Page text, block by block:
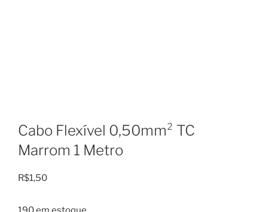
Cabo Flexível 0,50mm² TC
Marrom 1 Metro
R$1,50